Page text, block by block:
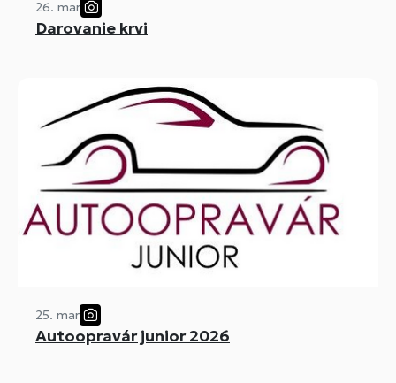
26. mar
Darovanie krvi
25. mar
Autoopravár junior 2026